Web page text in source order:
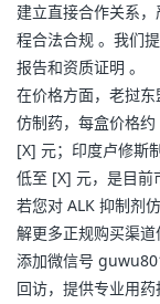
建立直接合作关系
程合法合规 。我们
报告和资质证明 。
在价格方面，老挝
仿制药，每盒价格
[X] 元；印度卢修斯
低至 [X] 元，是目前
若您对 ALK 抑制剂
解更多正规购买渠道
添加微信号
回访，提供专业用